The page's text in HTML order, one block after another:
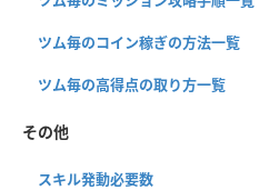
ツム毎のコイン稼ぎの方法一覧
ツム毎の高得点の取り方一覧
その他
スキル発動必要数